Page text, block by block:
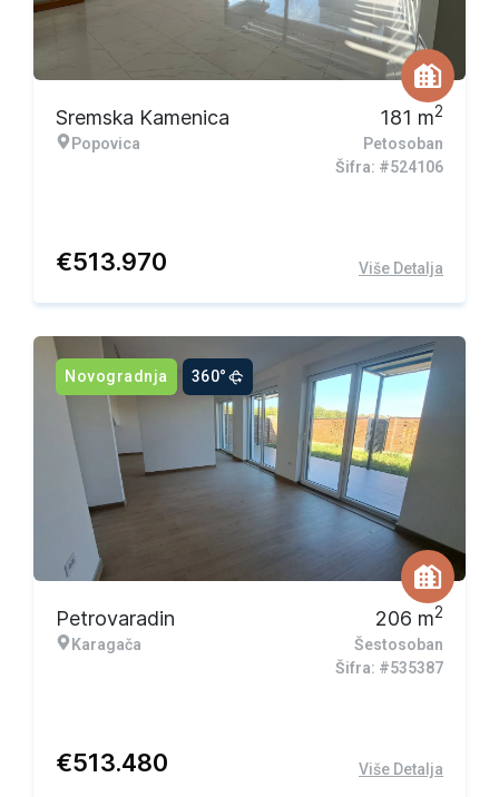
Sremska Kamenica
Popovica
181 m2
Petosoban
Šifra: #524106
€513.970 Više Detalja
Novogradnja 360°
Petrovaradin
Karagača
206 m2
Šestosoban
Šifra: #535387
€513.480 Više Detalja